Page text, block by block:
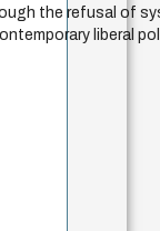
the refusal of
liberal